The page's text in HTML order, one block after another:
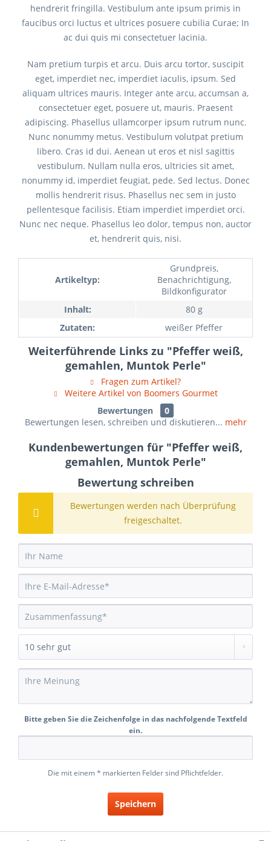
hendrerit fringilla. Vestibulum ante ipsum primis in
faucibus orci luctus et ultrices posuere cubilia Curae; In
ac dui quis mi consectetuer lacinia.
Nam pretium turpis et arcu. Duis arcu tortor, suscipit
eget, imperdiet nec, imperdiet iaculis, ipsum. Sed
aliquam ultrices mauris. Integer ante arcu, accumsan a,
consectetuer eget, posuere ut, mauris. Praesent
adipiscing. Phasellus ullamcorper ipsum rutrum nunc.
Nunc nonummy metus. Vestibulum volutpat pretium
libero. Cras id dui. Aenean ut eros et nisl sagittis
vestibulum. Nullam nulla eros, ultricies sit amet,
nonummy id, imperdiet feugiat, pede. Sed lectus. Donec
mollis hendrerit risus. Phasellus nec sem in justo
pellentesque facilisis. Etiam imperdiet imperdiet orci.
Nunc nec neque. Phasellus leo dolor, tempus non, auctor
et, hendrerit quis, nisi.
Artikeltyp:
Grundpreis,
Benachrichtigung,
Bildkonfigurator
Inhalt:
80 g
Zutaten:
weißer Pfeffer
Weiterführende Links zu "Pfeffer weiß,
gemahlen, Muntok Perle"
Fragen zum Artikel?
Weitere Artikel von Boomers Gourmet
Bewertungen
0
Bewertungen lesen, schreiben und diskutieren... mehr
Kundenbewertungen für "Pfeffer weiß,
gemahlen, Muntok Perle"
Bewertung schreiben
Bewertungen werden nach Überprüfung
freigeschaltet.
Bitte geben Sie die Zeichenfolge in das nachfolgende Textfeld
ein.
Die mit einem * markierten Felder sind Pflichtfelder.
Speichern